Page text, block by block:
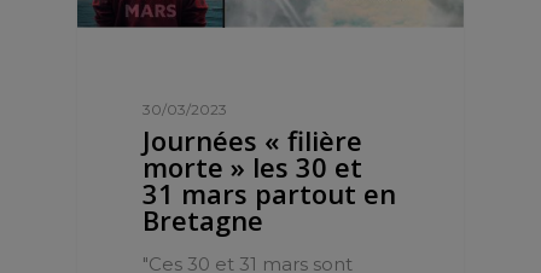
30/03/2023
Journées « filière
morte » les 30 et
31 mars partout en
Bretagne
"Ces 30 et 31 mars sont